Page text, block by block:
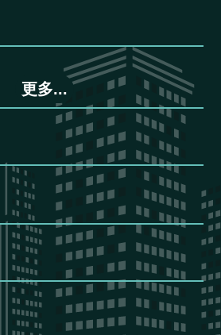
更多...